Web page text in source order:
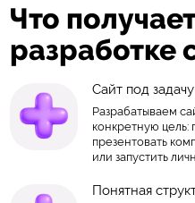
Что
разработке
Сайт под
Разрабатываем
конкретную цель:
презентовать
или запустить
Понятная